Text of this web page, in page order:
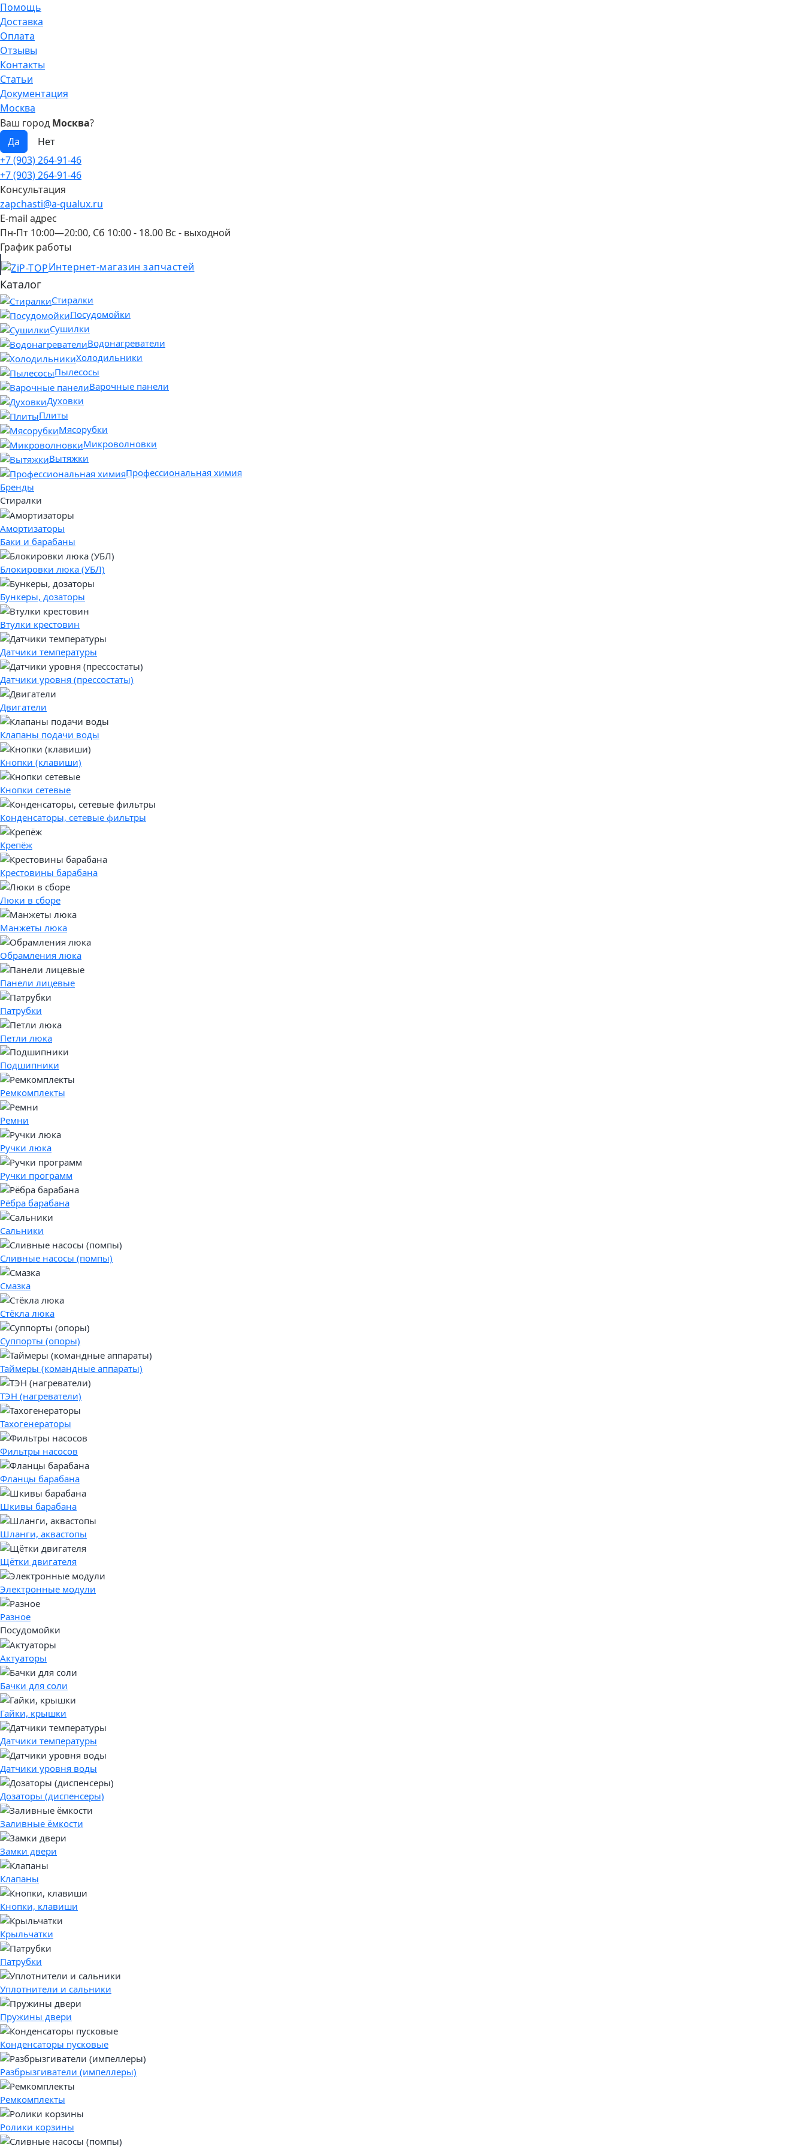
Помощь
Доставка
Оплата
Отзывы
Контакты
Статьи
Документация
Москва
Ваш город Москва?
+7 (903) 264-91-46
+7 (903) 264-91-46
Консультация
zapchasti@a-qualux.ru
E-mail адрес
Пн-Пт 10:00—20:00, Сб 10:00 - 18.00 Вс - выходной
График работы
Интернет-магазин запчастей
Каталог
Стиралки
Посудомойки
Сушилки
Водонагреватели
Холодильники
Пылесосы
Варочные панели
Духовки
Плиты
Мясорубки
Микроволновки
Вытяжки
Профессиональная химия
Бренды
Стиралки
Амортизаторы
Баки и барабаны
Блокировки люка (УБЛ)
Бункеры, дозаторы
Втулки крестовин
Датчики температуры
Датчики уровня (прессостаты)
Двигатели
Клапаны подачи воды
Кнопки (клавиши)
Кнопки сетевые
Конденсаторы, сетевые фильтры
Крепёж
Крестовины барабана
Люки в сборе
Манжеты люка
Обрамления люка
Панели лицевые
Патрубки
Петли люка
Подшипники
Ремкомплекты
Ремни
Ручки люка
Ручки программ
Рёбра барабана
Сальники
Сливные насосы (помпы)
Смазка
Стёкла люка
Суппорты (опоры)
Таймеры (командные аппараты)
ТЭН (нагреватели)
Тахогенераторы
Фильтры насосов
Фланцы барабана
Шкивы барабана
Шланги, аквастопы
Щётки двигателя
Электронные модули
Разное
Посудомойки
Актуаторы
Бачки для соли
Гайки, крышки
Датчики температуры
Датчики уровня воды
Дозаторы (диспенсеры)
Заливные ёмкости
Замки двери
Клапаны
Кнопки, клавиши
Крыльчатки
Патрубки
Уплотнители и сальники
Пружины двери
Конденсаторы пусковые
Разбрызгиватели (импеллеры)
Ремкомплекты
Ролики корзины